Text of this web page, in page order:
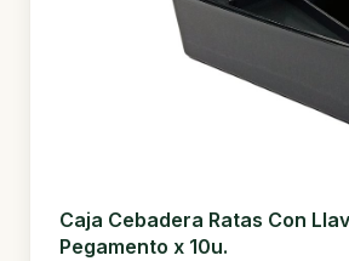
Caja Cebadera Ratas Con
Pegamento x 10u.